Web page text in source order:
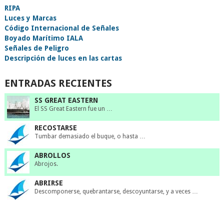
RIPA
Luces y Marcas
Código Internacional de Señales
Boyado Marítimo IALA
Señales de Peligro
Descripción de luces en las cartas
ENTRADAS RECIENTES
SS GREAT EASTERN
El SS Great Eastern fue un …
RECOSTARSE
Tumbar demasiado el buque, o hasta …
ABROLLOS
Abrojos.
ABRIRSE
Descomponerse, quebrantarse, descoyuntarse, y a veces …